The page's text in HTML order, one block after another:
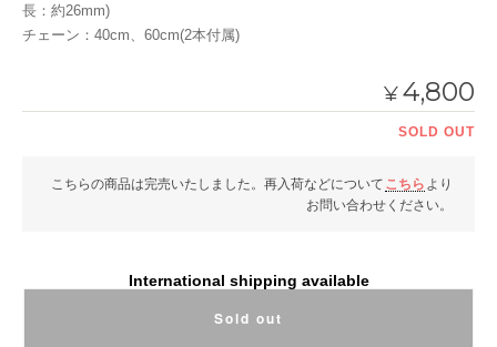
長：約26mm)
チェーン：40cm、60cm(2本付属)
¥4,800
SOLD OUT
こちらの商品は完売いたしました。再入荷などについて こちら より
お問い合わせください。
International shipping available
Sold out